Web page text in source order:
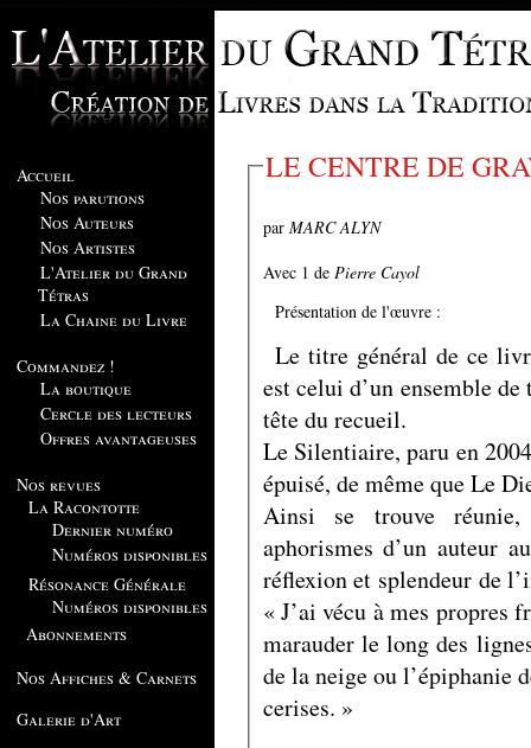
Accueil
Nos parutions
Nos Auteurs
Nos Artistes
L'Atelier du Grand
Tétras
La Chaine du Livre
Commandez !
La boutique
Cercle des lecteurs
Offres avantageuses
Nos revues
La Racontotte
Dernier numéro
Numéros disponibles
Résonance Générale
Numéros disponibles
Abonnements
Nos Affiches & Carnets
Galerie d'Art
LE CENTRE DE
par MARC ALYN
Avec 1 de Pierre Cayol
Présentation de l'œuvre :
Le titre général de ce
est celui d’un ensemble
tête du recueil.
Le Silentiaire, paru en
épuisé, de même que Le
Ainsi se trouve
aphorismes d’un auteur
réflexion et splendeur de
« J’ai vécu à mes propres
marauder le long des
de la neige ou l’épiphanie
cerises. »